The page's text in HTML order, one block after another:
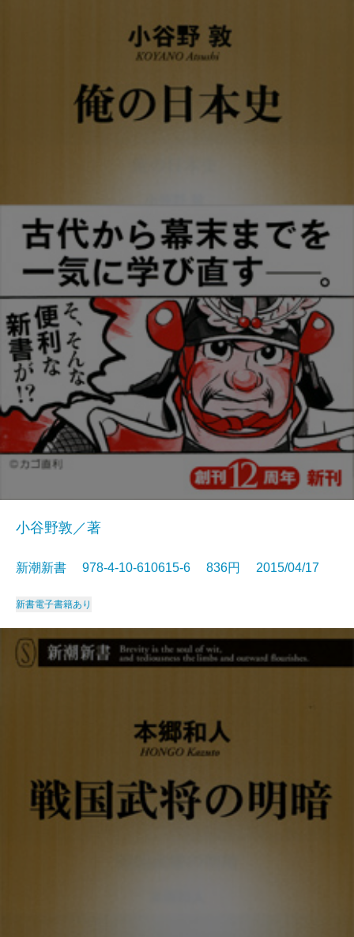
小谷野敦／著
新潮新書 978-4-10-610615-6 836円 2015/04/17
新書電子書籍あり